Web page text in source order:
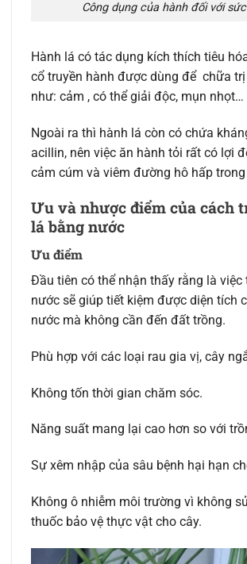
Công dụng của hành đối với
Hành lá có tác dụng kích thích tiêu
cổ truyền hành được dùng để chữa trị
như: cảm , có thể giải độc, mụn nhọt…
Ngoài ra thì hành lá còn có chứa
acillin, nên việc ăn hành tỏi rất có lợi
cảm cúm và viêm đường hô hấp
Ưu và nhược điểm của cách
lá bằng nước
Ưu điểm
Đầu tiên có thể nhận thấy rằng là việc
nước sẽ giúp tiết kiệm được diện tích
nước mà không cần đến đất trồng.
Phù hợp với các loại rau gia vị, cây
Không tốn thời gian chăm sóc.
Năng suất mang lại cao hơn so với
Sự xêm nhập của sâu bệnh hại hạn
Không ô nhiễm môi trường vì không
thuốc bảo vệ thực vật cho cây.